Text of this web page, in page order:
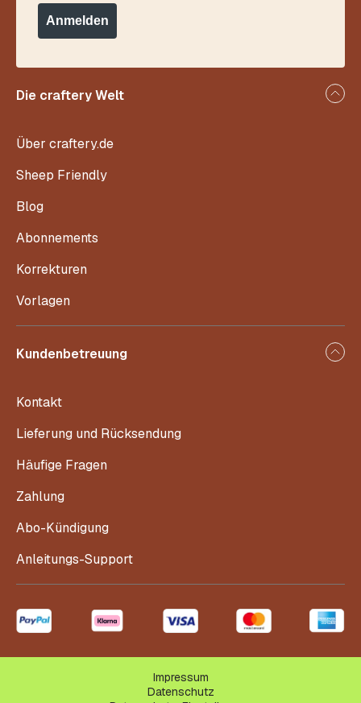
Die craftery Welt
Über craftery.de
Sheep Friendly
Blog
Abonnements
Korrekturen
Vorlagen
Kundenbetreuung
Kontakt
Lieferung und Rücksendung
Häufige Fragen
Zahlung
Abo-Kündigung
Anleitungs-Support
Anmelden
Impressum
Datenschutz